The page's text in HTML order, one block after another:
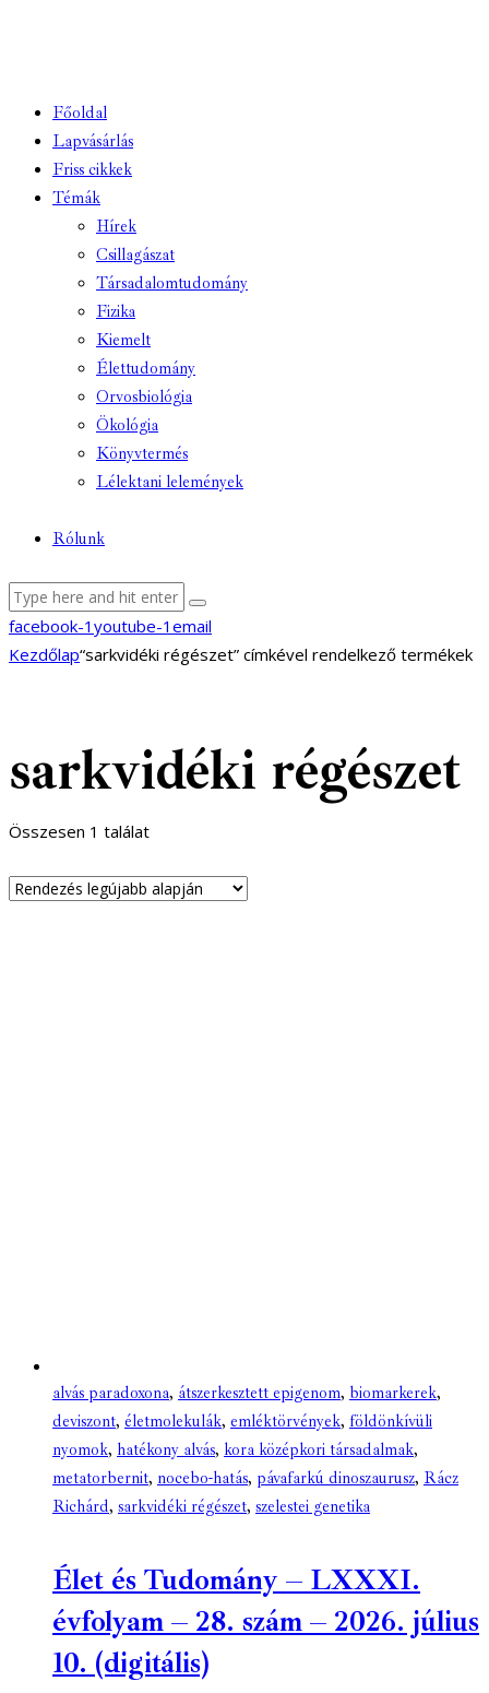
Főoldal
Lapvásárlás
Friss cikkek
Témák
Hírek
Csillagászat
Társadalomtudomány
Fizika
Kiemelt
Élettudomány
Orvosbiológia
Ökológia
Könyvtermés
Lélektani lelemények
Rólunk
facebook-1 youtube-1 email
Kezdőlap“sarkvidéki régészet” címkével rendelkező termékek
sarkvidéki régészet
Összesen 1 találat
alvás paradoxona, átszerkesztett epigenom, biomarkerek,
deviszont, életmolekulák, emléktörvények, földönkívüli
nyomok, hatékony alvás, kora középkori társadalmak,
metatorbernit, nocebo-hatás, pávafarkú dinoszaurusz, Rácz
Richárd, sarkvidéki régészet, szelestei genetika
Élet és Tudomány – LXXXI.
évfolyam – 28. szám – 2026. július
10. (digitális)